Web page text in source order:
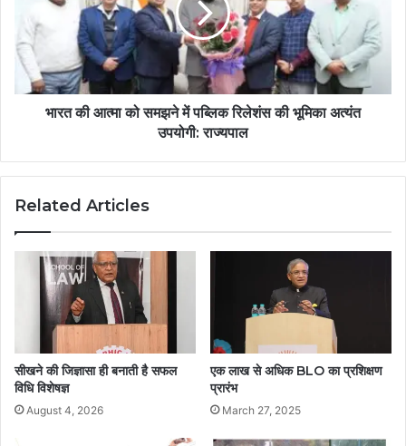
भारत की आत्मा को समझने में पब्लिक रिलेशंस की भूमिका अत्यंत
उपयोगी: राज्यपाल
Related Articles
सीखने की जिज्ञासा ही बनाती है सफल
विधि विशेषज्ञ
August 4, 2026
एक लाख से अधिक BLO का प्रशिक्षण
प्रारंभ
March 27, 2025